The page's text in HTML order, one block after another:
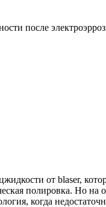
после
от blaser,
полировка. Но
когда